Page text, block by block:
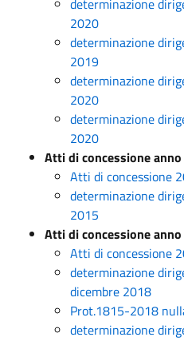
2020
determinazione
2019
determinazione
2020
determinazione
2020
Atti di concessione
Atti di concessione
determinazione
2015
Atti di concessione
Atti di concessione
determinazione
dicembre 2018
Prot.1815-2018
determinazione